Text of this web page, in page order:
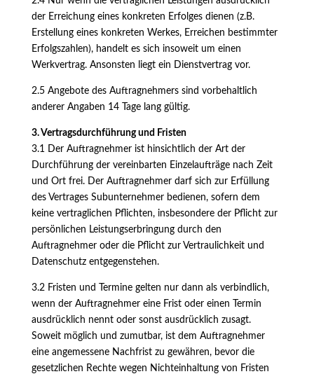
der Erreichung eines konkreten Erfolges dienen (z.B.
Erstellung eines konkreten Werkes, Erreichen bestimmter
Erfolgszahlen), handelt es sich insoweit um einen
Werkvertrag. Ansonsten liegt ein Dienstvertrag vor.
2.5 Angebote des Auftragnehmers sind vorbehaltlich
anderer Angaben 14 Tage lang gültig.
3. Vertragsdurchführung und Fristen
3.1 Der Auftragnehmer ist hinsichtlich der Art der
Durchführung der vereinbarten Einzelaufträge nach Zeit
und Ort frei. Der Auftragnehmer darf sich zur Erfüllung
des Vertrages Subunternehmer bedienen, sofern dem
keine vertraglichen Pflichten, insbesondere der Pflicht zur
persönlichen Leistungserbringung durch den
Auftragnehmer oder die Pflicht zur Vertraulichkeit und
Datenschutz entgegenstehen.
3.2 Fristen und Termine gelten nur dann als verbindlich,
wenn der Auftragnehmer eine Frist oder einen Termin
ausdrücklich nennt oder sonst ausdrücklich zusagt.
Soweit möglich und zumutbar, ist dem Auftragnehmer
eine angemessene Nachfrist zu gewähren, bevor die
gesetzlichen Rechte wegen Nichteinhaltung von Fristen